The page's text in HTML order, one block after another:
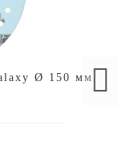
Ø 150 мм